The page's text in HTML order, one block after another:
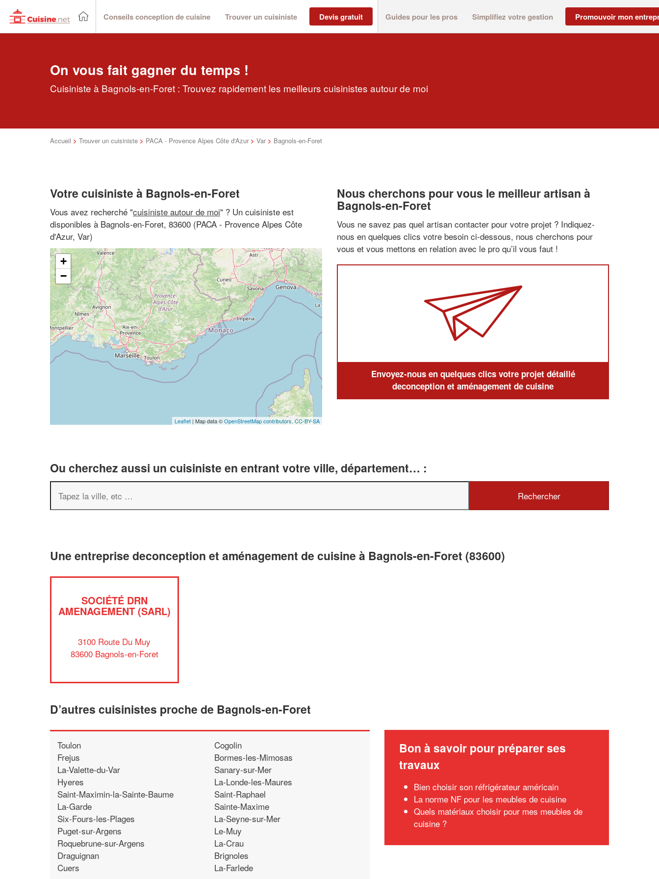
Conseils conception de cuisine Trouver un cuisiniste Devis gratuit Guides pour les pros Simplifiez votre gestion Promouvoir mon
On vous fait gagner du temps !
Cuisiniste à Bagnols-en-Foret : Trouvez rapidement les meilleurs cuisinistes autour de moi
Accueil > Trouver un cuisiniste > PACA - Provence Alpes Côte d'Azur > Var > Bagnols-en-Foret
Votre cuisiniste à Bagnols-en-Foret
Vous avez recherché "cuisiniste autour de moi" ? Un cuisiniste est
disponibles à Bagnols-en-Foret, 83600 (PACA - Provence Alpes Côte
d'Azur, Var)
+
−
Leaflet | Map data ©OpenStreetMap contributors,CC-BY-SA
Nous cherchons pour vous le meilleur artisan à
Bagnols-en-Foret
Vous ne savez pas quel artisan contacter pour votre projet ? Indiquez-
nous en quelques clics votre besoin ci-dessous, nous cherchons pour
vous et vous mettons en relation avec le pro qu’il vous faut !
Envoyez-nous en quelques clics votre projet détaillé
deconception et aménagement de cuisine
Ou cherchez aussi un cuisiniste en entrant votre ville, département… :
Une entreprise deconception et aménagement de cuisine à Bagnols-en-Foret (83600)
SOCIÉTÉ DRN
AMENAGEMENT (SARL)
3100 Route Du Muy
83600 Bagnols-en-Foret
D’autres cuisinistes proche de Bagnols-en-Foret
Toulon
Frejus
La-Valette-du-Var
Hyeres
Saint-Maximin-la-Sainte-Baume
La-Garde
Six-Fours-les-Plages
Puget-sur-Argens
Roquebrune-sur-Argens
Draguignan
Cuers
Cogolin
Bormes-les-Mimosas
Sanary-sur-Mer
La-Londe-les-Maures
Saint-Raphael
Sainte-Maxime
La-Seyne-sur-Mer
Le-Muy
La-Crau
Brignoles
La-Farlede
Bon à savoir pour préparer ses
travaux
Bien choisir son réfrigérateur américain
La norme NF pour les meubles de cuisine
Quels matériaux choisir pour mes meubles de
cuisine ?
✕
Vous êtes un